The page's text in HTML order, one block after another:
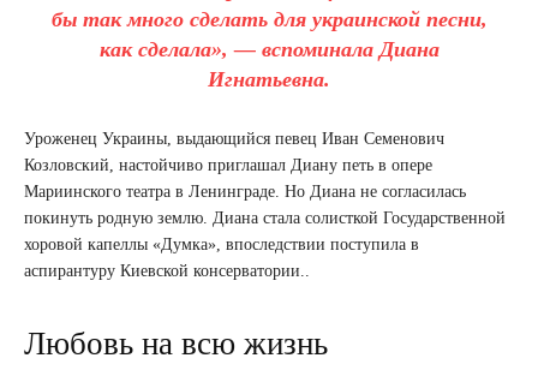
бы так много сделать для украинской песни,
как сделала», — вспоминала Диана
Игнатьевна.
Уроженец Украины, выдающийся певец Иван Семенович
Козловский, настойчиво приглашал Диану петь в опере
Мариинского театра в Ленинграде. Но Диана не согласилась
покинуть родную землю. Диана стала солисткой Государственной
хоровой капеллы «Думка», впоследствии поступила в
аспирантуру Киевской консерватории..
Любовь на всю жизнь